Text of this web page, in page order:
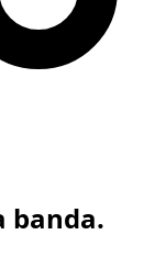
banda.